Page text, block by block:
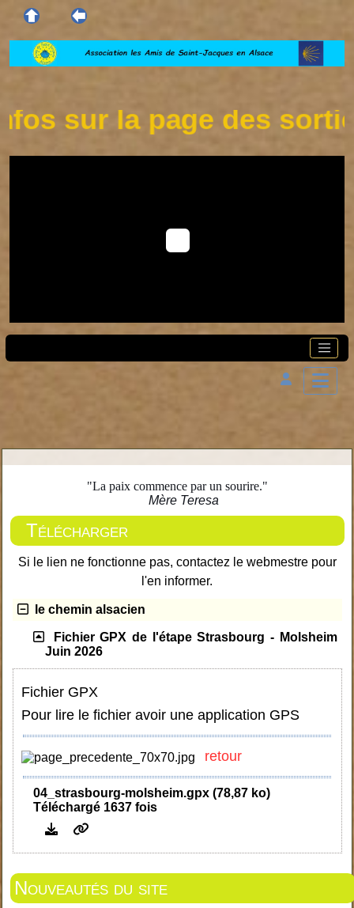
sur la page des sorties
"La paix commence par un sourire."
Mère Teresa
Télécharger
Si le lien ne fonctionne pas, contactez le webmestre pour
l'en informer.
le chemin alsacien
Fichier GPX de l'étape Strasbourg - Molsheim
Juin 2026
Fichier GPX
Pour lire le fichier avoir une application GPS
retour
04_strasbourg-molsheim.gpx (78,87 ko)
Téléchargé 1637 fois
Nouveautés du site